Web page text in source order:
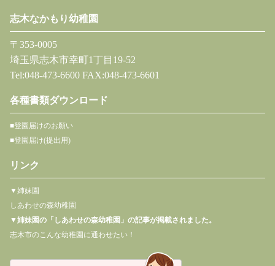
志木なかもり幼稚園
〒353-0005
埼玉県志木市幸町1丁目19-52
Tel:048-473-6600 FAX:048-473-6601
各種書類ダウンロード
■登園届けのお願い
■登園届け(提出用)
リンク
▼姉妹園
しあわせの森幼稚園
▼姉妹園の「しあわせの森幼稚園」の記事が掲載されました。
志木市のこんな幼稚園に通わせたい！